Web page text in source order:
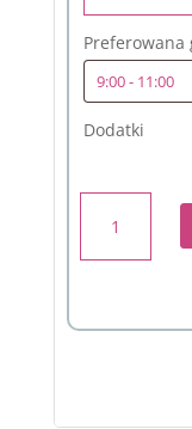
Preferowana
Dodatki
Bukiet
z